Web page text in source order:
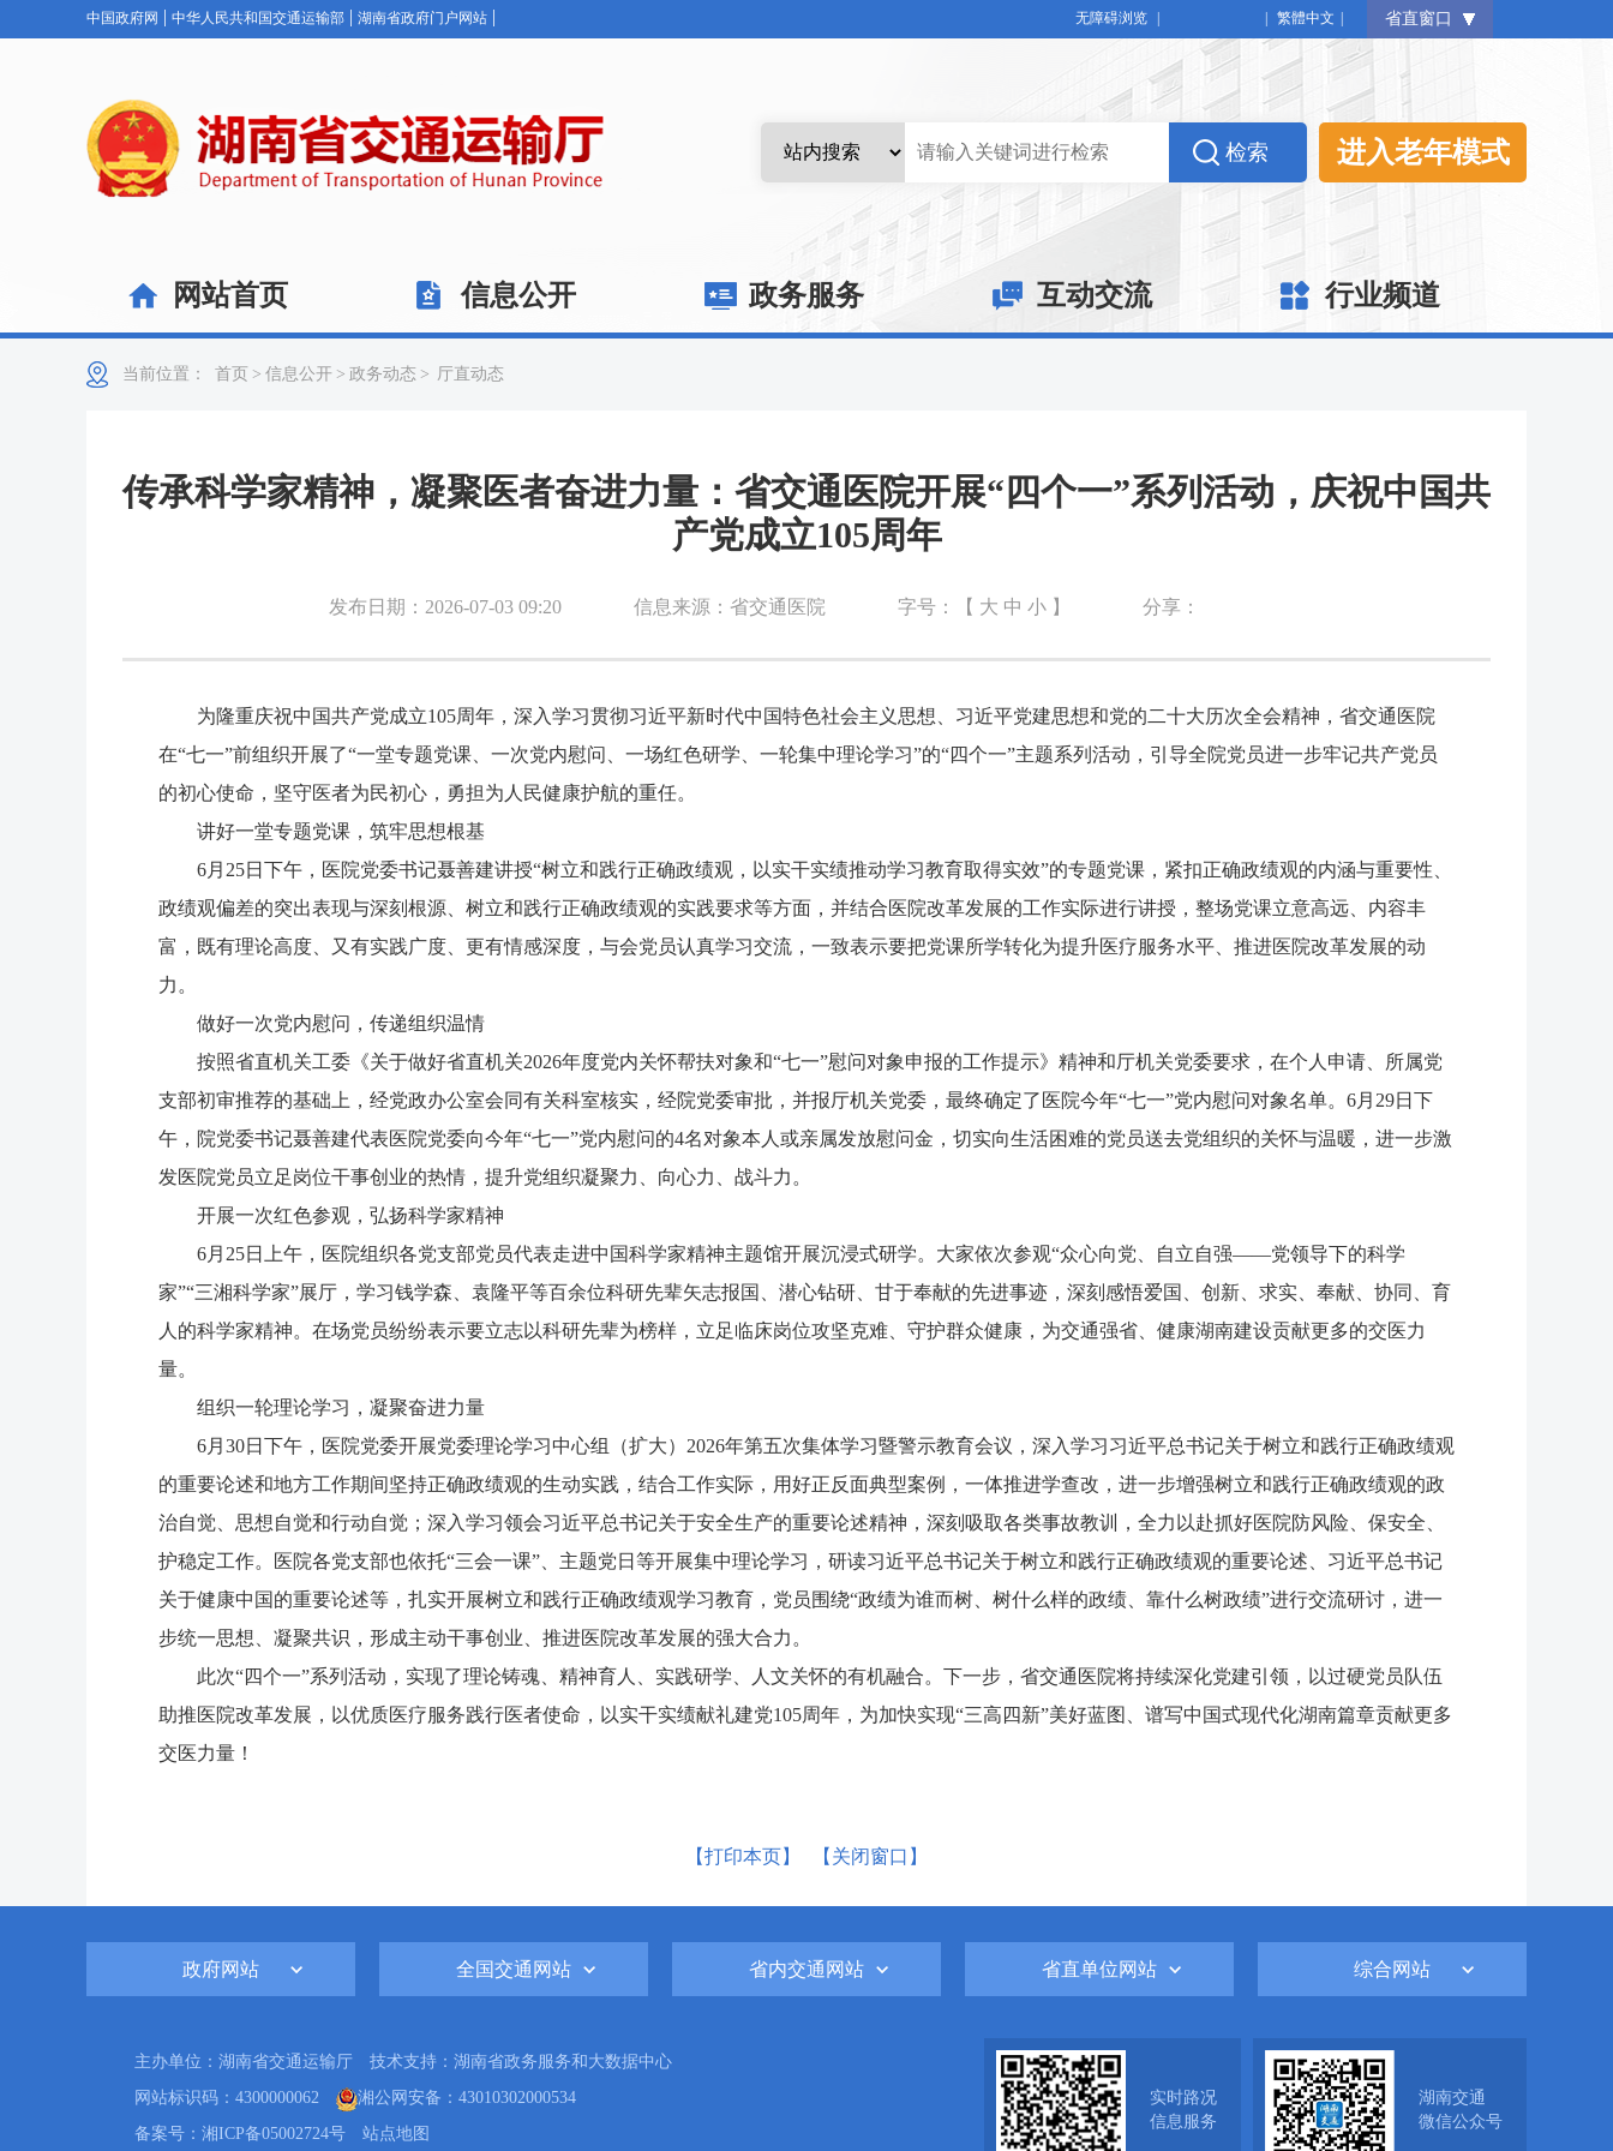
省直窗口
繁體中文
中国政府网 | 中华人民共和国交通运输部 | 湖南省政府门户网站 无障碍浏览
|
进入老年模式
网站首页 信息公开 政务服务 互动交流 行业频道
当前位置： 首页 > 信息公开 > 政务动态 > 厅直动态
传承科学家精神，凝聚医者奋进力量：省交通医院开展“四个一”系列活动，庆祝中国共
产党成立105周年
发布日期：2026-07-03 09:20 信息来源：省交通医院 字号：【 大 中 小 】 分享：
为隆重庆祝中国共产党成立105周年，深入学习贯彻习近平新时代中国特色社会主义思想、习近平党建思想和党的二十大历次全会精神，省交通医院
在“七一”前组织开展了“一堂专题党课、一次党内慰问、一场红色研学、一轮集中理论学习”的“四个一”主题系列活动，引导全院党员进一步牢记共产党员
的初心使命，坚守医者为民初心，勇担为人民健康护航的重任。
讲好一堂专题党课，筑牢思想根基
6月25日下午，医院党委书记聂善建讲授“树立和践行正确政绩观，以实干实绩推动学习教育取得实效”的专题党课，紧扣正确政绩观的内涵与重要性、
政绩观偏差的突出表现与深刻根源、树立和践行正确政绩观的实践要求等方面，并结合医院改革发展的工作实际进行讲授，整场党课立意高远、内容丰
富，既有理论高度、又有实践广度、更有情感深度，与会党员认真学习交流，一致表示要把党课所学转化为提升医疗服务水平、推进医院改革发展的动
力。
做好一次党内慰问，传递组织温情
按照省直机关工委《关于做好省直机关2026年度党内关怀帮扶对象和“七一”慰问对象申报的工作提示》精神和厅机关党委要求，在个人申请、所属党
支部初审推荐的基础上，经党政办公室会同有关科室核实，经院党委审批，并报厅机关党委，最终确定了医院今年“七一”党内慰问对象名单。6月29日下
午，院党委书记聂善建代表医院党委向今年“七一”党内慰问的4名对象本人或亲属发放慰问金，切实向生活困难的党员送去党组织的关怀与温暖，进一步激
发医院党员立足岗位干事创业的热情，提升党组织凝聚力、向心力、战斗力。
开展一次红色参观，弘扬科学家精神
6月25日上午，医院组织各党支部党员代表走进中国科学家精神主题馆开展沉浸式研学。大家依次参观“众心向党、自立自强——党领导下的科学
家”“三湘科学家”展厅，学习钱学森、袁隆平等百余位科研先辈矢志报国、潜心钻研、甘于奉献的先进事迹，深刻感悟爱国、创新、求实、奉献、协同、育
人的科学家精神。在场党员纷纷表示要立志以科研先辈为榜样，立足临床岗位攻坚克难、守护群众健康，为交通强省、健康湖南建设贡献更多的交医力
量。
组织一轮理论学习，凝聚奋进力量
6月30日下午，医院党委开展党委理论学习中心组（扩大）2026年第五次集体学习暨警示教育会议，深入学习习近平总书记关于树立和践行正确政绩观
的重要论述和地方工作期间坚持正确政绩观的生动实践，结合工作实际，用好正反面典型案例，一体推进学查改，进一步增强树立和践行正确政绩观的政
治自觉、思想自觉和行动自觉；深入学习领会习近平总书记关于安全生产的重要论述精神，深刻吸取各类事故教训，全力以赴抓好医院防风险、保安全、
护稳定工作。医院各党支部也依托“三会一课”、主题党日等开展集中理论学习，研读习近平总书记关于树立和践行正确政绩观的重要论述、习近平总书记
关于健康中国的重要论述等，扎实开展树立和践行正确政绩观学习教育，党员围绕“政绩为谁而树、树什么样的政绩、靠什么树政绩”进行交流研讨，进一
步统一思想、凝聚共识，形成主动干事创业、推进医院改革发展的强大合力。
此次“四个一”系列活动，实现了理论铸魂、精神育人、实践研学、人文关怀的有机融合。下一步，省交通医院将持续深化党建引领，以过硬党员队伍
助推医院改革发展，以优质医疗服务践行医者使命，以实干实绩献礼建党105周年，为加快实现“三高四新”美好蓝图、谱写中国式现代化湖南篇章贡献更多
交医力量！
【打印本页】 【关闭窗口】
政府网站 全国交通网站 省内交通网站 省直单位网站 综合网站
主办单位：湖南省交通运输厅 技术支持：湖南省政务服务和大数据中心
网站标识码：4300000062
湘公网安备：43010302000534
备案号：湘ICP备05002724号
站点地图
实时路况
信息服务
湖南交通
微信公众号